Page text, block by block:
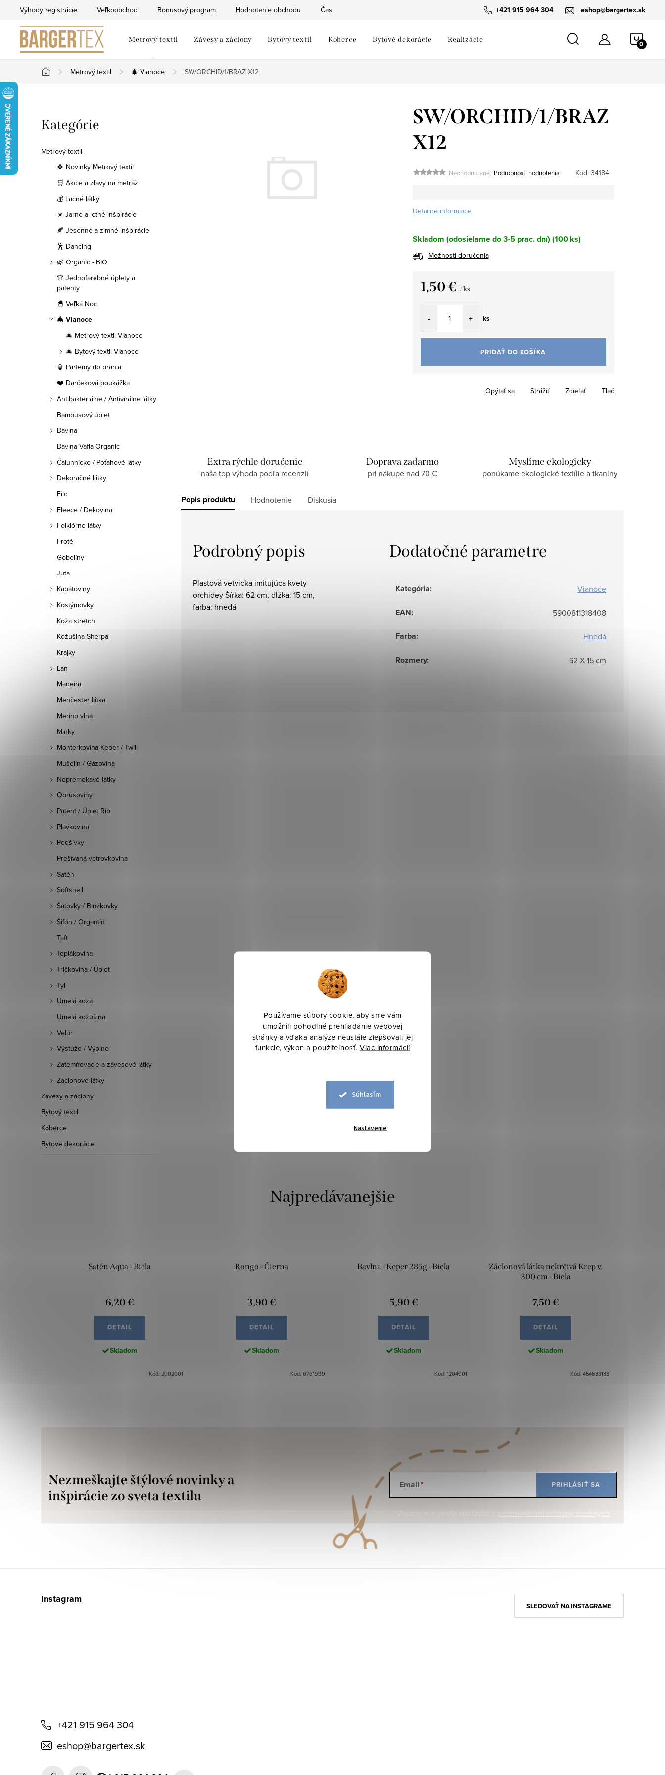
Používame súbory cookie, aby sme vám
umožnili pohodlné prehliadanie webovej
stránky a vďaka analýze neustále zlepšovali jej
funkcie, výkon a použiteľnosť. Viac informácií
Súhlasím
Nastavenie
obsah
+421 915 964 304 eshop@bargertex.sk
Výhody registrácie Veľkoobchod Bonusový program Hodnotenie obchodu Často kladené otázky
Metrový textil Závesy a záclony Bytový textil Koberce Bytové dekorácie Realizácie
Domov
Metrový textil 🎄 Vianoce SW/ORCHID/1/BRAZ X12
o
č
Preskočiť
kategórie
Kategórie
Metrový textil
🍀 Novinky Metrový textil
🛒 Akcie a zľavy na metráž
💰 Lacné látky
☀️ Jarné a letné inšpirácie
🍂 Jesenné a zimné inšpirácie
🕺 Dancing
🌿 Organic - BIO
👚 Jednofarebné úplety a
patenty
🐣 Veľká Noc
🎄 Vianoce
🎄 Metrový textil Vianoce
🎄 Bytový textil Vianoce
🧴 Parfémy do prania
❤️ Darčeková poukážka
Antibakteriálne / Antivirálne látky
Bambusový úplet
Bavlna
Bavlna Vafla Organic
Čalunnícke / Poťahové látky
Dekoračné látky
Filc
Fleece / Dekovina
Folklórne látky
Froté
Gobelíny
Juta
Kabátoviny
Kostýmovky
Koža stretch
Kožušina Sherpa
Krajky
Ľan
Madeira
Menčester látka
Merino vlna
Minky
Monterkovina Keper / Twill
Mušelín / Gázovina
Nepremokavé látky
Obrusoviny
Patent / Úplet Rib
Plavkovina
Podšívky
Prešívaná vetrovkovina
Satén
Softshell
Šatovky / Blúzkovky
Šifón / Organtín
Taft
Teplákovina
Tričkovina / Úplet
Tyl
Umelá koža
Umelá kožušina
Velúr
Výstuže / Výplne
Zatemňovacie a závesové látky
Záclonové látky
Závesy a záclony
Bytový textil
Koberce
Bytové dekorácie
SW/ORCHID/1/BRAZ
X12
Neohodnotené Podrobnosti hodnotenia Kód: 34184
Detailné informácie
Skladom (odosielame do 3-5 prac. dní) (100 ks)
Možnosti doručenia
1,50 € / ks
Jednotková
ks
PRIDAŤ DO KOŠÍKA
Tlač
Opýtať sa Strážiť Zdieľať
Extra rýchle doručenie
naša top výhoda podľa recenzií
Doprava zadarmo
pri nákupe nad 70 €
Myslíme ekologicky
ponúkame ekologické textílie a tkaniny
Popis produktu Hodnotenie Diskusia
Podrobný popis
Plastová vetvička imitujúca kvety
orchidey Šírka: 62 cm, dĺžka: 15 cm,
farba: hnedá
Dodatočné parametre
Kategória: Vianoce
EAN: 5900811318408
Farba: Hnedá
Rozmery: 62 X 15 cm
Najpredávanejšie
Satén Aqua - Biela
6,20 €
DETAIL
Skladom
Kód: 2002001
Rongo - Čierna
3,90 €
DETAIL
Skladom
Kód: 0761999
Bavlna - Keper 285g - Biela
5,90 €
DETAIL
Skladom
Kód: 1204001
Záclonová látka nekrčivá Krep v.
300 cm - Biela
7,50 €
DETAIL
Skladom
Kód: 45463313S
Nezmeškajte štýlové novinky a
inšpirácie zo sveta textilu
Email
Vložením e-mailu súhlasíte s podmienkami ochrany osobných
údajov
PRIHLÁSIŤ SA
+421 915 964 304
eshop@bargertex.sk
Instagram
SLEDOVAŤ NA INSTAGRAME